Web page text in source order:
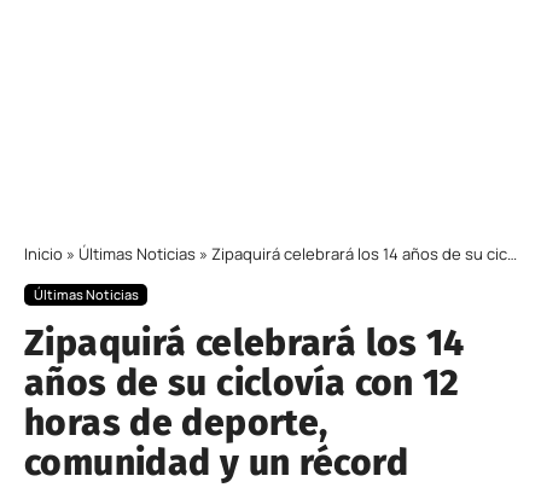
Inicio » Últimas Noticias » Zipaquirá celebrará los 14 años de su ciclovía con 12 horas de deporte, comunidad y un récord
Últimas Noticias
Zipaquirá celebrará los 14
años de su ciclovía con 12
horas de deporte,
comunidad y un récord